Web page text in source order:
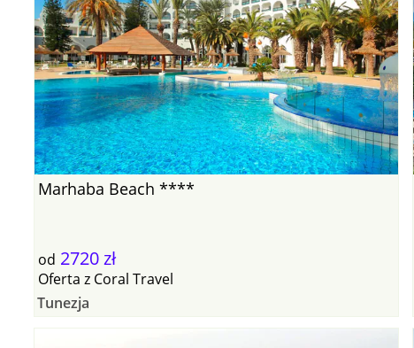
Marhaba Beach ****
od 2720 zł
Oferta z Coral Travel
Tunezja